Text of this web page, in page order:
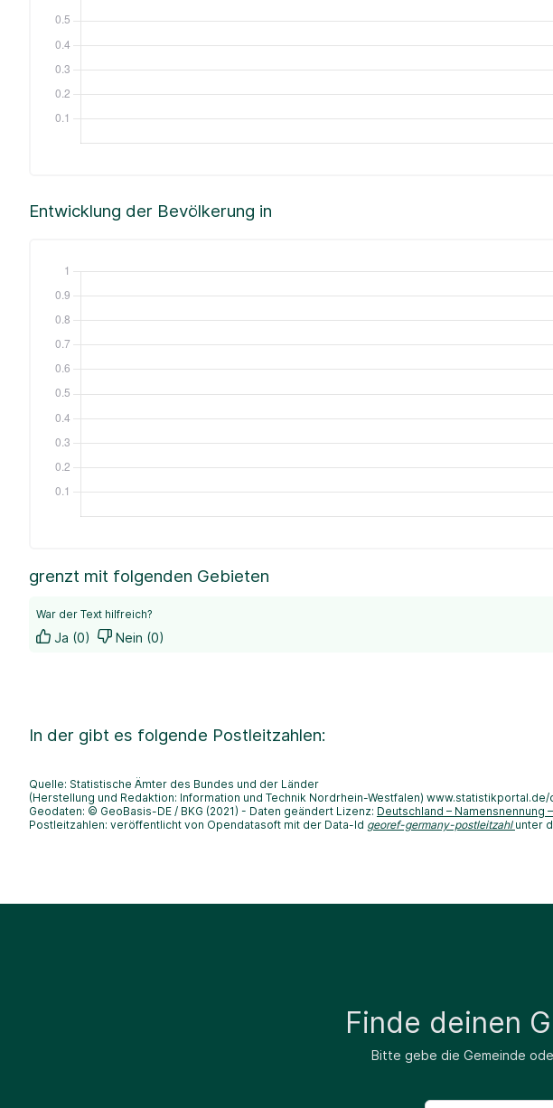
Entwicklung der Bevölkerung in
grenzt mit folgenden Gebieten
War der Text hilfreich?
Ja (0) Nein (0)
In der gibt es folgende Postleitzahlen:
Quelle: Statistische Ämter des Bundes und der Länder
(Herstellung und Redaktion: Information und Technik Nordrhein-Westfalen)
Geodaten: © GeoBasis-DE / BKG (2021) - Daten geändert Lizenz: Deutschland – Namensnennung
Postleitzahlen: veröffentlicht von Opendatasoft mit der Data-Id georef-germany-postleitzahl unter
Finde deinen
Bitte gebe die Gemeinde